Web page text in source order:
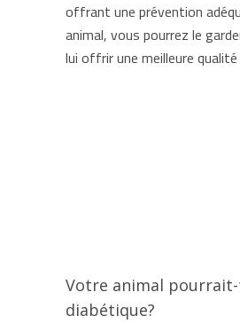
offrant une prévention
animal, vous pourrez le
lui offrir une meilleure qualité
Votre animal
diabétique?